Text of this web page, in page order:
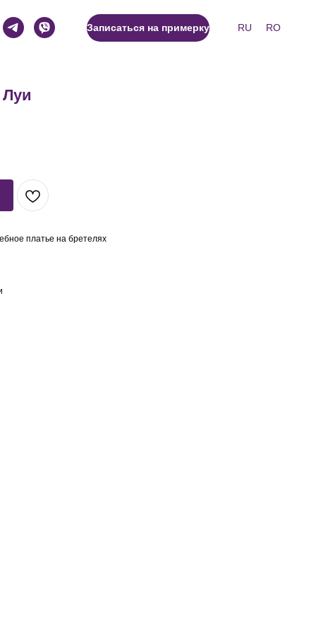
Записаться на примерку RU RO
платье на бретелях